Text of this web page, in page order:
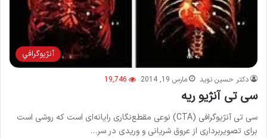
آنژيوگرافي
دکتر حسین نوید مارس 19, 2014 19,746
سی تی آنژیو ریه
سی تی آنژیوگرافی (CTA) نوعی مقطع‌نگاری رایانه‌ای است که روشی است
برای تصویربرداری از عروق شریانی و وریدی در سر…